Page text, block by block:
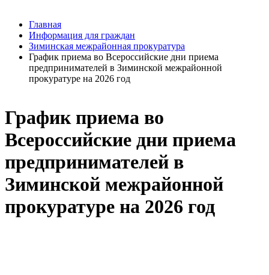
График приема во
Всероссийские дни приема
предпринимателей в
Зиминской межрайонной
прокуратуре на 2026 год
Главная
Информация для граждан
Зиминская межрайонная прокуратура
График приема во Всероссийские дни приема
предпринимателей в Зиминской межрайонной
прокуратуре на 2026 год